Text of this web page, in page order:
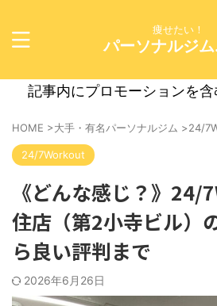
痩せたい！
パーソナルジ
記事内にプロモーションを
HOME >大手・有名パーソナルジム >24/
24/7Workout
《どんな感じ？》
住店（第2小寺ビル）
ら良い評判まで
2026年6月26日